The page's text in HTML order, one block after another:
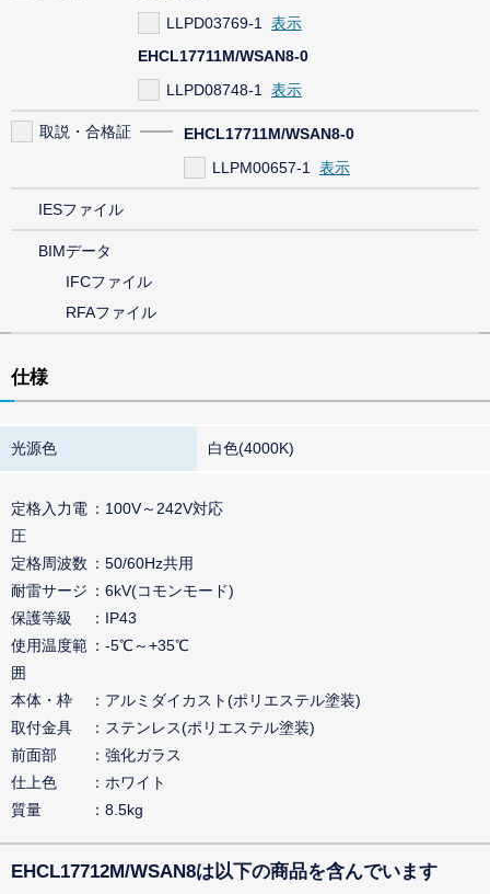
LLPD03769-1
EHCL17711M/WSAN8-0
LLPD08748-1
取説・合格証
EHCL17711M/WSAN8-0
LLPM00657-1
IESファイル
BIMデータ
IFCファイル
RFAファイル
仕様
光源色 白色(4000K)
定格入力電
圧
100V～242V対応
定格周波数
50/60Hz共用
耐雷サージ
6kV(コモンモード)
保護等級
IP43
使用温度範
囲
-5℃～+35℃
本体・枠
アルミダイカスト(ポリエステル塗装)
取付金具
ステンレス(ポリエステル塗装)
前面部
強化ガラス
仕上色
ホワイト
質量
8.5kg
EHCL17712M/WSAN8は以下の商品を含んでいます